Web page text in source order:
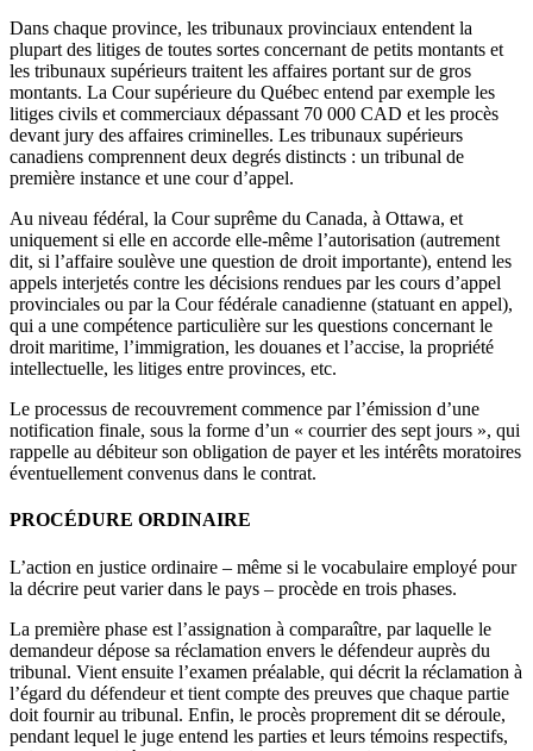
Dans chaque province, les tribunaux provinciaux entendent la
plupart des litiges de toutes sortes concernant de petits montants et
les tribunaux supérieurs traitent les affaires portant sur de gros
montants. La Cour supérieure du Québec entend par exemple les
litiges civils et commerciaux dépassant 70 000 CAD et les procès
devant jury des affaires criminelles. Les tribunaux supérieurs
canadiens comprennent deux degrés distincts : un tribunal de
première instance et une cour d’appel.
Au niveau fédéral, la Cour suprême du Canada, à Ottawa, et
uniquement si elle en accorde elle-même l’autorisation (autrement
dit, si l’affaire soulève une question de droit importante), entend les
appels interjetés contre les décisions rendues par les cours d’appel
provinciales ou par la Cour fédérale canadienne (statuant en appel),
qui a une compétence particulière sur les questions concernant le
droit maritime, l’immigration, les douanes et l’accise, la propriété
intellectuelle, les litiges entre provinces, etc.
Le processus de recouvrement commence par l’émission d’une
notification finale, sous la forme d’un « courrier des sept jours », qui
rappelle au débiteur son obligation de payer et les intérêts moratoires
éventuellement convenus dans le contrat.
PROCÉDURE ORDINAIRE
L’action en justice ordinaire – même si le vocabulaire employé pour
la décrire peut varier dans le pays – procède en trois phases.
La première phase est l’assignation à comparaître, par laquelle le
demandeur dépose sa réclamation envers le défendeur auprès du
tribunal. Vient ensuite l’examen préalable, qui décrit la réclamation à
l’égard du défendeur et tient compte des preuves que chaque partie
doit fournir au tribunal. Enfin, le procès proprement dit se déroule,
pendant lequel le juge entend les parties et leurs témoins respectifs,